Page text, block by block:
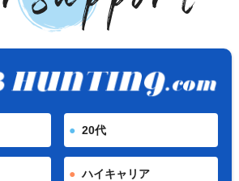
20代
ハイキャリア